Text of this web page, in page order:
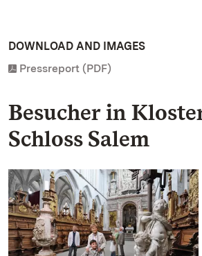
DOWNLOAD AND IMAGES
Pressreport (PDF)
Besucher in
Schloss Salem